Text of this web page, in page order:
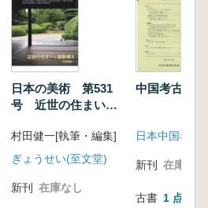
日本の美術 第531
号 近世の住まいと
村田健一[執筆・編集]
ぎょうせい(至文堂)
新刊 在庫なし
中国考古学
日本中国考古
新刊 在庫なし
古書 1 点